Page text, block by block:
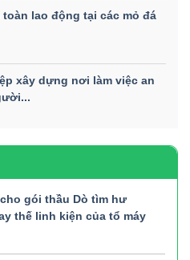
toàn lao động tại các mỏ đá
xây dựng nơi làm việc an
gói thầu Dò tìm hư
thế linh kiện của tổ máy